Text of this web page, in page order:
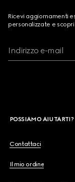
Ricevi aggiornamenti
personalizzate e
Indirizzo e-mail
POSSIAMO AIUTARTI?
Contattaci
Il mio ordine